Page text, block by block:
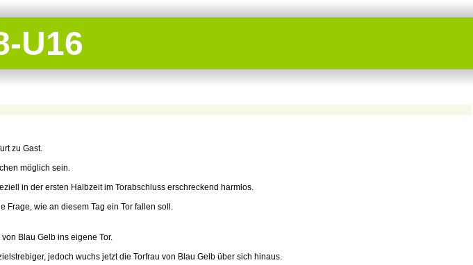
U16
zu Gast.
möglich sein.
in der ersten Halbzeit im Torabschluss erschreckend harmlos.
Frage, wie an diesem Tag ein Tor fallen soll.
Blau Gelb ins eigene Tor.
jedoch wuchs jetzt die Torfrau von Blau Gelb über sich hinaus.